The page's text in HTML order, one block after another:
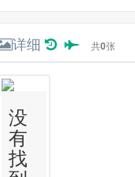
详细 共0张
没
有
找